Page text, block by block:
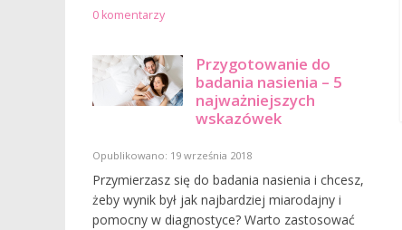
0 komentarzy
Przygotowanie do
badania nasienia – 5
najważniejszych
wskazówek
Opublikowano: 19 września 2018
Przymierzasz się do badania nasienia i chcesz,
żeby wynik był jak najbardziej miarodajny i
pomocny w diagnostyce? Warto zastosować